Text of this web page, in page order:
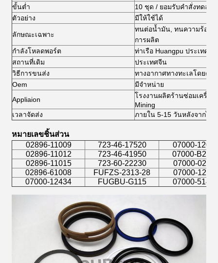
ขั้นต่ำ
10 ชุด / ยอมรับคำสั่งทดลอง
ตัวอย่าง
มีให้ใช้ได้
ลักษณะเฉพาะ
ทนต่อน้ำมัน, ทนความร้อน,
การผลิต
กำลังโหลดพอร์ต
ท่าเรือ Huangpu ประเทศจีน
สถานที่เดิม
ประเทศจีน
วิธีการขนส่ง
ทางอากาศทางทะเลโดยด่ว
Oem
มีจำหน่าย
Appliaion
โรงงานผลิตร้านซ่อมเครื่อง
Mining
เวลาจัดส่ง
ภายใน 5-15 วันหลังจากได้
หมายเลขชิ้นส่วน
02896-11009
723-46-17520
07000-
02896-11012
723-46-41950
07000-
02896-11015
723-60-22230
07000-
02896-61008
FUFZS-2313-28
07000-
07000-12434
FUGBU-G115 07000-